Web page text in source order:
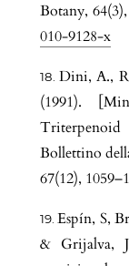
Botany,
010-9128-x
Dini, A.,
(1991).
Bollettino
67(12),
Espín, S,
& Grijalva,